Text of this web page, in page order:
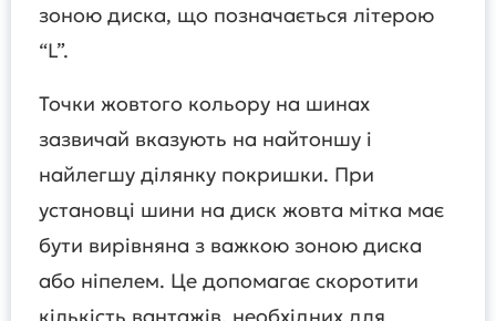
зоною диска, що позначається літерою
“L”.
Точки жовтого кольору на шинах
зазвичай вказують на найтоншу і
найлегшу ділянку покришки. При
установці шини на диск жовта мітка має
бути вирівняна з важкою зоною диска
або ніпелем. Це допомагає скоротити
кількість вантажів, необхідних для